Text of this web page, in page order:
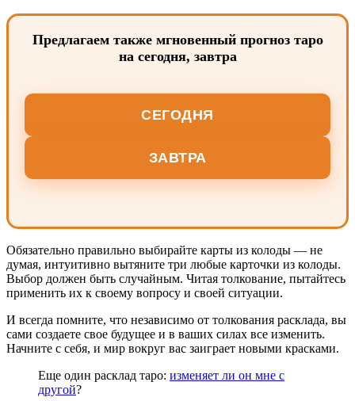
Предлагаем также мгновенный прогноз таро
на сегодня, завтра
СЕГОДНЯ
ЗАВТРА
Обязательно правильно выбирайте карты из колоды — не
думая, интуитивно вытяните три любые карточки из колоды.
Выбор должен быть случайным. Читая толкование, пытайтесь
применить их к своему вопросу и своей ситуации.
И всегда помните, что независимо от толкования расклада, вы
сами создаете свое будущее и в ваших силах все изменить.
Начните с себя, и мир вокруг вас заиграет новыми красками.
Еще один расклад таро: изменяет ли он мне с
другой?